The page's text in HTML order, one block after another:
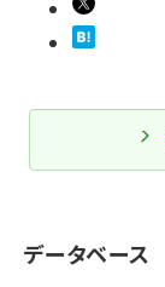
データベース